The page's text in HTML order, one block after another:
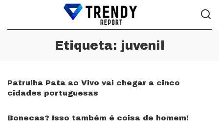
Etiqueta: juvenil
Patrulha Pata ao Vivo vai chegar a cinco
cidades portuguesas
Bonecas? Isso também é coisa de homem!